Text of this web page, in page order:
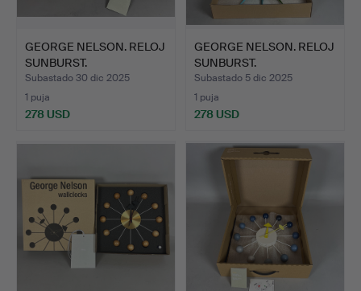
GEORGE NELSON. RELOJ
SUNBURST.
Subastado 30 dic 2025
1 puja
278 USD
GEORGE NELSON. RELOJ
SUNBURST.
Subastado 5 dic 2025
1 puja
278 USD